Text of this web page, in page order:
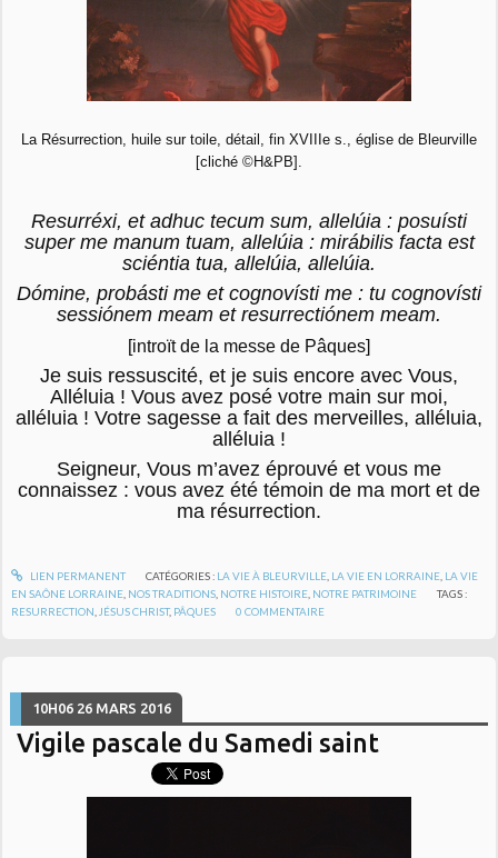
La Résurrection, huile sur toile, détail, fin XVIIIe s., église de Bleurville
[cliché ©H&PB].
Resurréxi, et adhuc tecum sum, allelúia : posuísti
super me manum tuam, allelúia : mirábilis facta est
sciéntia tua, allelúia, allelúia.
Dómine, probásti me et cognovísti me : tu cognovísti
sessiónem meam et resurrectiónem meam.
[introït de la messe de Pâques]
Je suis ressuscité, et je suis encore avec Vous,
Alléluia ! Vous avez posé votre main sur moi,
alléluia ! Votre sagesse a fait des merveilles, alléluia,
alléluia !
Seigneur, Vous m’avez éprouvé et vous me
connaissez : vous avez été témoin de ma mort et de
ma résurrection.
LIEN PERMANENT CATÉGORIES : LA VIE À BLEURVILLE, LA VIE EN LORRAINE, LA VIE
EN SAÔNE LORRAINE, NOS TRADITIONS, NOTRE HISTOIRE, NOTRE PATRIMOINE
TAGS :
RESURRECTION,JÉSUS CHRIST, PÂQUES 0 COMMENTAIRE
10H06 26 MARS 2016
Vigile pascale du Samedi saint